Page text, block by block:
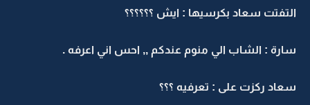
التفتت سعاد بكرسيها : ايش ؟؟؟؟؟؟
سارة : الشاب الي منوم عندكم ,, احس اني اعرفه .
سعاد ركزت على : تعرفيه ؟؟؟